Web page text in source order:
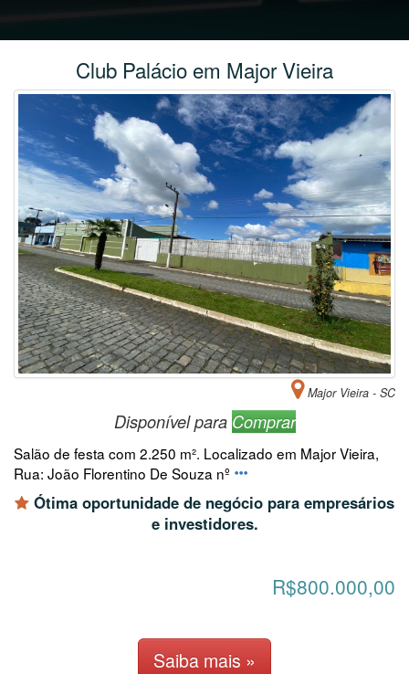
Club Palácio em Major Vieira
Major Vieira - SC
Disponível para Comprar
Salão de festa com 2.250 m². Localizado em Major Vieira,
Rua: João Florentino De Souza nº
Ótima oportunidade de negócio para empresários
e investidores.
R$800.000,00
Saiba mais »